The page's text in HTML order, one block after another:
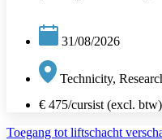
31/08/2026
Technicity,
€ 475/cursist (excl. btw)
Toegang tot liftschacht